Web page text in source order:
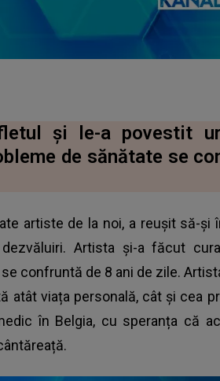
și le-a povestit
de sănătate se
artiste de la noi, a reușit să-și
Artista și-a făcut
confruntă de 8 ani de zile.
atât viața personală, cât și cea
în Belgia, cu speranța că